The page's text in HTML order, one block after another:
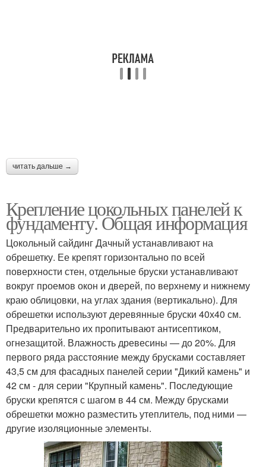
читать дальше →
Крепление цокольных панелей к
фундаменту. Общая информация
Цокольный сайдинг Дачный устанавливают на
обрешетку. Ее крепят горизонтально по всей
поверхности стен, отдельные бруски устанавливают
вокруг проемов окон и дверей, по верхнему и нижнему
краю облицовки, на углах здания (вертикально). Для
обрешетки используют деревянные бруски 40х40 см.
Предварительно их пропитывают антисептиком,
огнезащитой. Влажность древесины — до 20%. Для
первого ряда расстояние между брусками составляет
43,5 см для фасадных панелей серии "Дикий камень" и
42 см - для серии "Крупный камень". Последующие
бруски крепятся с шагом в 44 см. Между брусками
обрешетки можно разместить утеплитель, под ними —
другие изоляционные элементы.